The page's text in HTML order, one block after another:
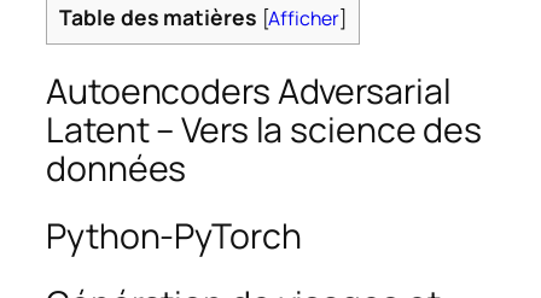
Table des matières [Afficher]
Autoencoders Adversarial
Latent – Vers la science des
données
Python-PyTorch